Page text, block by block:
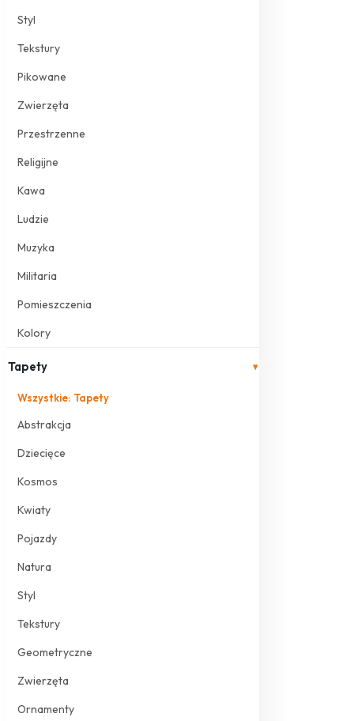
Styl
Tekstury
Pikowane
Zwierzęta
Przestrzenne
Religijne
Kawa
Ludzie
Muzyka
Militaria
Pomieszczenia
Kolory
Tapety ▾
Wszystkie: Tapety
Abstrakcja
Dziecięce
Kosmos
Kwiaty
Pojazdy
Natura
Styl
Tekstury
Geometryczne
Zwierzęta
Ornamenty